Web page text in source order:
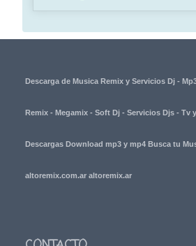
Descarga de Musica Remix y Servicios Dj -
Remix - Megamix - Soft Dj - Servicios Djs - Tv
Descargas Download mp3 y mp4 Busca tu
altoremix.com.ar altoremix.ar